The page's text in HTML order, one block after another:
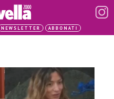
NEWSLETTER ABBONATI